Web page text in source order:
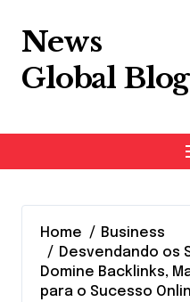
content
News
Global Blog
Home
Business
Desvendando os
Domine Backlinks,
para o Sucesso